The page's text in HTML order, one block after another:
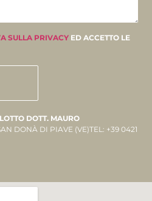
SULLA PRIVACY ED ACCETTO LE
DOTT. MAURO
DONÀ DI PIAVE (VE)TEL: +39 0421